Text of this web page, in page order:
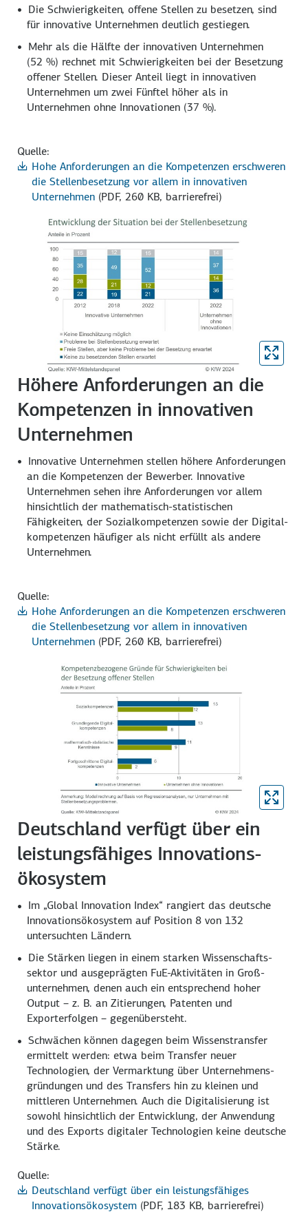
Die Schwierigkeiten, offene Stellen zu besetzen, sind
für innovative Unternehmen deutlich gestiegen.
Mehr als die Hälfte der innovativen Unternehmen
(52 %) rechnet mit Schwierigkeiten bei der Besetzung
offener Stellen. Dieser Anteil liegt in innovativen
Unternehmen um zwei Fünftel höher als in
Unternehmen ohne Innovationen (37 %).
Quelle:
Hohe Anforderungen an die Kompetenzen erschweren
die Stellenbesetzung vor allem in innovativen
Unternehmen (PDF, 260 KB, barrierefrei)
Höhere Anforderungen an die
Kompetenzen in innovativen
Unternehmen
Innovative Unternehmen stellen höhere Anforderungen
an die Kompetenzen der Bewerber. Innovative
Unternehmen sehen ihre Anforderungen vor allem
hinsichtlich der mathematisch-statistischen
Fähigkeiten, der Sozial­kompetenzen sowie der Digital­
kompetenzen häufiger als nicht erfüllt als andere
Unternehmen.
Quelle:
Hohe Anforderungen an die Kompetenzen erschweren
die Stellenbesetzung vor allem in innovativen
Unternehmen (PDF, 260 KB, barrierefrei)
Deutschland verfügt über ein
leistungsfähiges Innovations­
ökosystem
Im „Global Innovation Index“ rangiert das deutsche
Innovations­ökosystem auf Position 8 von 132
untersuchten Ländern.
Die Stärken liegen in einem starken Wissenschafts­
sektor und ausgeprägten FuE-Aktivitäten in Groß­
unternehmen, denen auch ein entsprechend hoher
Output –z. B. an Zitierungen, Patenten und
Exporterfolgen – gegenübersteht.
Schwächen können dagegen beim Wissens­transfer
ermittelt werden: etwa beim Transfer neuer
Technologien, der Vermarktung über Unternehmens­
gründungen und des Transfers hin zu kleinen und
mittleren Unternehmen. Auch die Digitalisierung ist
sowohl hinsichtlich der Entwicklung, der Anwendung
und des Exports digitaler Technologien keine deutsche
Stärke.
Quelle:
Deutschland verfügt über ein leistungsfähiges
Innovationsökosystem (PDF, 183 KB, barrierefrei)